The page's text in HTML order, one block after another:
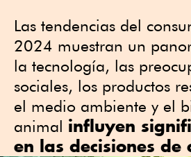
Las tendencias del
2024 muestran un
la tecnología, las
sociales, los productos
el medio ambiente y el
animal influyen
en las decisiones de